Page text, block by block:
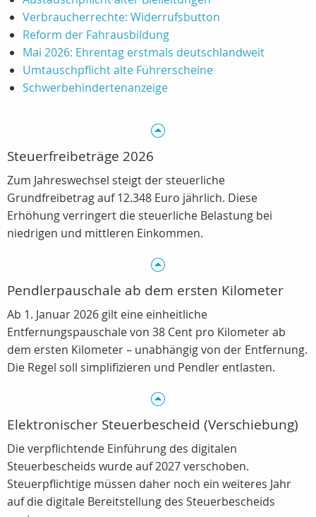
Verbraucherrechte: Widerrufsbutton
Reform der Fahrausbildung
Mai 2026: Ehrentag erstmals deutschlandweit
Umtauschpflicht alte Führerscheine
Schwerbehindertenanzeige
Steuerfreibeträge 2026
Zum Jahreswechsel steigt der steuerliche
Grundfreibetrag auf 12.348 Euro jährlich. Diese
Erhöhung verringert die steuerliche Belastung bei
niedrigen und mittleren Einkommen.
Pendlerpauschale ab dem ersten Kilometer
Ab 1. Januar 2026 gilt eine einheitliche
Entfernungspauschale von 38 Cent pro Kilometer ab
dem ersten Kilometer – unabhängig von der Entfernung.
Die Regel soll simplifizieren und Pendler entlasten.
Elektronischer Steuerbescheid (Verschiebung)
Die verpflichtende Einführung des digitalen
Steuerbescheids wurde auf 2027 verschoben.
Steuerpflichtige müssen daher noch ein weiteres Jahr
auf die digitale Bereitstellung des Steuerbescheids